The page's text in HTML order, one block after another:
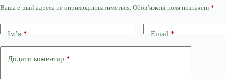
Ваша e-mail адреса не оприлюднюватиметься. Обов’язкові поля позначені *
Ім’я* Email*
Додати коментар *